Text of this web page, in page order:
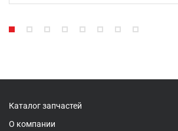
Каталог запчастей
О компании